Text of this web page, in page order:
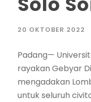
20 OKTOBER 2022
Padang—
rayakan Gebyar
mengadakan
untuk seluruh